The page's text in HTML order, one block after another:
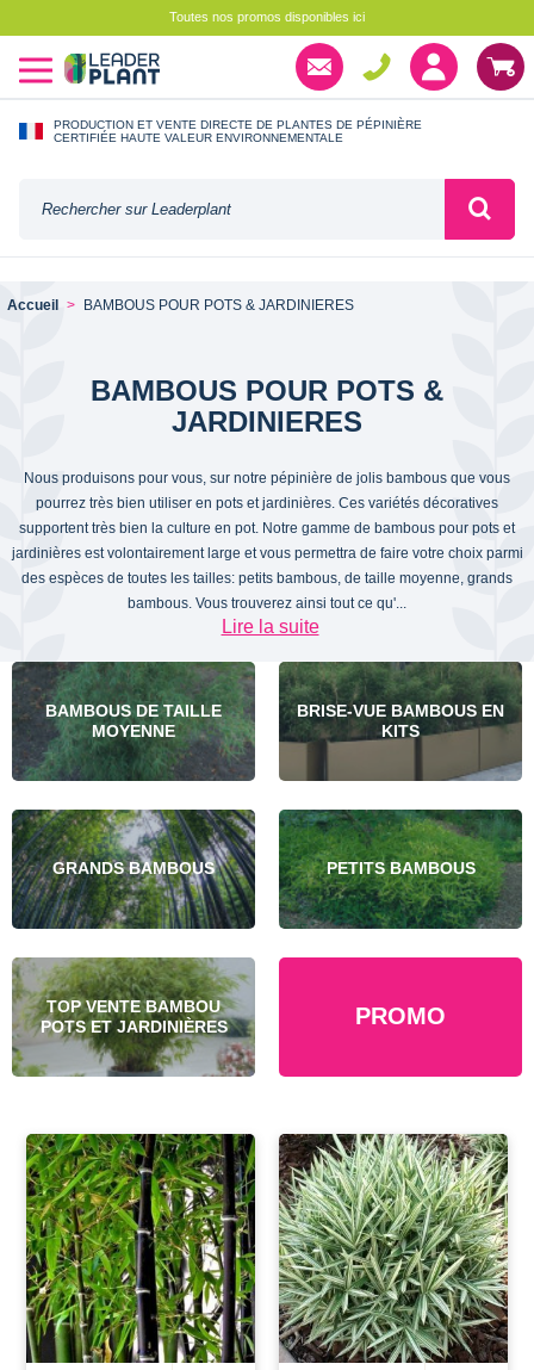
Toutes nos promos disponibles ici
PRODUCTION ET VENTE DIRECTE DE PLANTES DE PÉPINIÈRE
CERTIFIÉE HAUTE VALEUR ENVIRONNEMENTALE
Accueil BAMBOUS POUR POTS & JARDINIERES
BAMBOUS POUR POTS &
JARDINIERES
Nous produisons pour vous, sur notre pépinière de jolis bambous que vous
pourrez très bien utiliser en pots et jardinières. Ces variétés décoratives
supportent très bien la culture en pot. Notre gamme de bambous pour pots et
jardinières est volontairement large et vous permettra de faire votre choix parmi
des espèces de toutes les tailles: petits bambous, de taille moyenne, grands
bambous. Vous trouverez ainsi tout ce qu'...
Lire la suite
BAMBOUS DE TAILLE
MOYENNE
BRISE-VUE BAMBOUS EN
KITS
GRANDS BAMBOUS PETITS BAMBOUS
TOP VENTE BAMBOU
POTS ET JARDINIÈRES
PROMO